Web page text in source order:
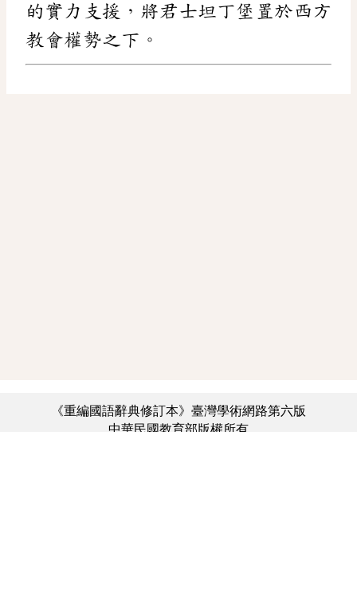
的實力支援，將君士坦丁堡置於西方
教會權勢之下。
《重編國語辭典修訂本》臺灣學術網路第六版
中華民國教育部版權所有